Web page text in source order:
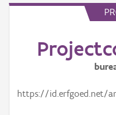
https://id.erfgoed.net/